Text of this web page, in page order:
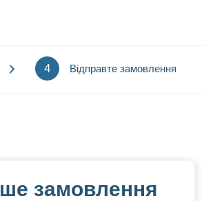
4 Відправте замовлення
замовлення